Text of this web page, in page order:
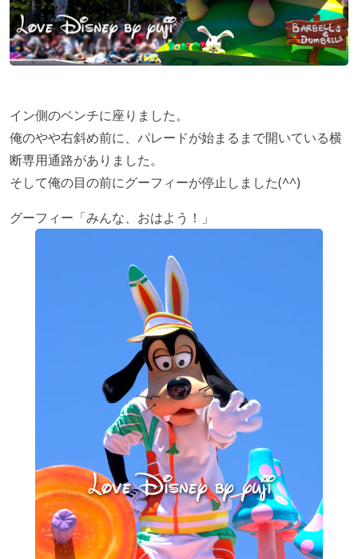
イン側のベンチに座りました。
俺のやや右斜め前に、パレードが始まるまで開いている横
断専用通路がありました。
そして俺の目の前にグーフィーが停止しました(^^)
グーフィー「みんな、おはよう！」